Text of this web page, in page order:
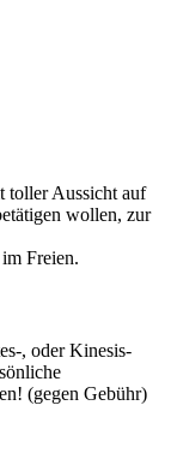
toller Aussicht auf
wollen, zur
Freien.
, oder Kinesis-
(gegen Gebühr)